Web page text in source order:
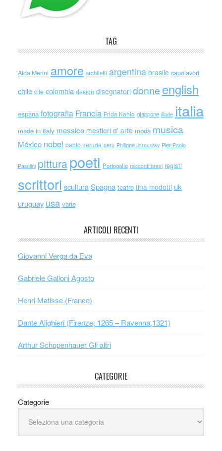
TAG
Alda Merini amore architetti argentina brasile capolavori
chile cile colombia design disegnatori donne english
espana fotografia Francia Frida Kahlo giappone iliade italia
made in italy messico mestieri d' arte moda musica
México nobel pablo neruda perù Philippe Jaroussky Pier Paolo
Pasolini pitturapoeti Portogallo racconti brevi registi
scrittori scultura Spagna teatro tina modotti uk
uruguay usa varie
ARTICOLI RECENTI
Giovanni Verga da Eva
Gabriele Galloni Agosto
Henri Matisse (France)
Dante Alighieri (Firenze, 1265 – Ravenna,1321)
Arthur Schopenhauer Gli altri
CATEGORIE
Categorie